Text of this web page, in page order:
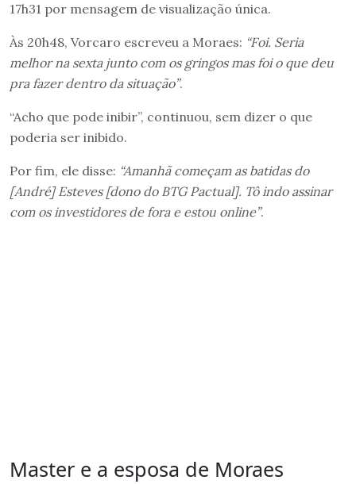
17h31 por mensagem de visualização única.
Às 20h48, Vorcaro escreveu a Moraes: “Foi. Seria
melhor na sexta junto com os gringos mas foi o que deu
pra fazer dentro da situação”.
“Acho que pode inibir”, continuou, sem dizer o que
poderia ser inibido.
Por fim, ele disse: “Amanhã começam as batidas do
[André] Esteves [dono do BTG Pactual]. Tô indo assinar
com os investidores de fora e estou online”.
Master e a esposa de Moraes